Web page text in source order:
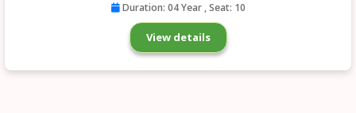
Duration: 04 Year , Seat: 10
View details